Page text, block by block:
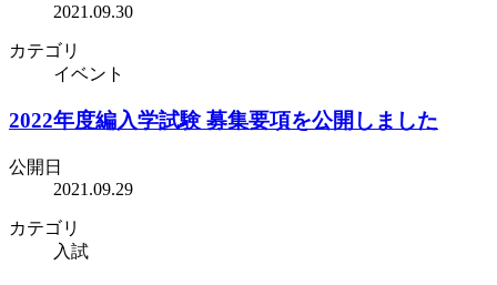
2021.09.30
カテゴリ
イベント
2022年度編入学試験 募集要項を公開しました
公開日
2021.09.29
カテゴリ
入試